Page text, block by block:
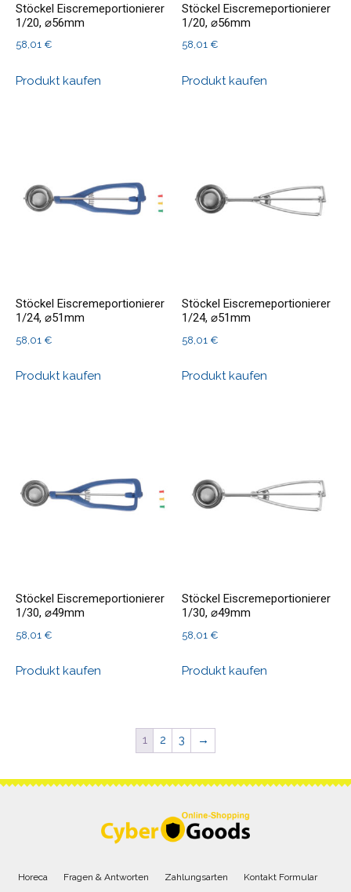
Stöckel Eiscremeportionierer
1/20, ⌀56mm
58,01 €
Produkt kaufen
Stöckel Eiscremeportionierer
1/20, ⌀56mm
58,01€
Produkt kaufen
Stöckel Eiscremeportionierer
1/24, ⌀51mm
58,01 €
Produkt kaufen
Stöckel Eiscremeportionierer
1/24, ⌀51mm
58,01€
Produkt kaufen
Stöckel Eiscremeportionierer
1/30, ⌀49mm
58,01 €
Produkt kaufen
Stöckel Eiscremeportionierer
1/30, ⌀49mm
58,01€
Produkt kaufen
1 2 3 →
Horeca Fragen & Antworten Zahlungsarten
Kontakt Formular